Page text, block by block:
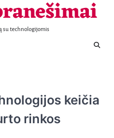
su technologijomis
turtas
keičia
rinkos